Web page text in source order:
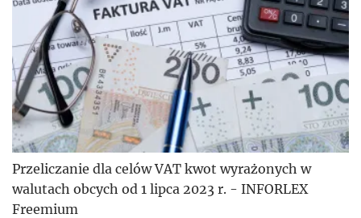
Przeliczanie dla celów VAT kwot wyrażonych w
walutach obcych od 1 lipca 2023 r. - INFORLEX
Freemium